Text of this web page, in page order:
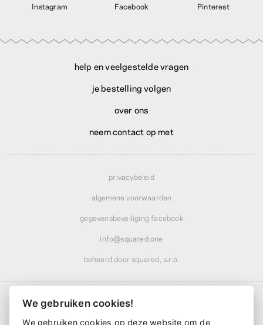
Instagram Facebook Pinterest
help en veelgestelde vragen
je bestelling volgen
over ons
neem contact op met
privacybeleid
algemene voorwaarden
gegevensbeveiliging facebook
info@squared.one
beheerd door squared, s.r.o.
We gebruiken cookies!
We gebruiken cookies op deze website om de